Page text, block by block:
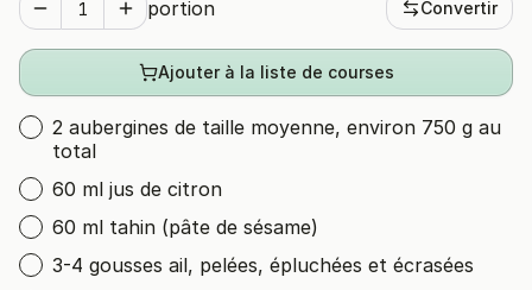
portion Convertir
Ajouter à la liste de courses
2 aubergines de taille moyenne, environ 750 g au
total
60 ml jus de citron
60 ml tahin (pâte de sésame)
3-4 gousses ail, pelées, épluchées et écrasées